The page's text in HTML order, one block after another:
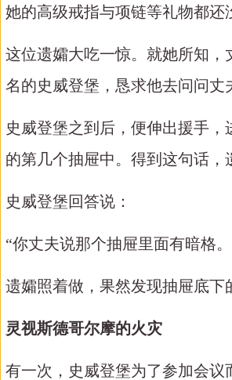
她的高级戒指与项链等礼物都还
这位遗孀大吃一惊。就她所知
名的史威登堡，恳求他去问问丈
史威登堡之到后，便伸出援手
的第几个抽屉中。得到这句话
史威登堡回答说：
“你丈夫说那个抽屉里面有暗格
遗孀照着做，果然发现抽屉底
灵视斯德哥尔摩的火灾
有一次，史威登堡为了参加会